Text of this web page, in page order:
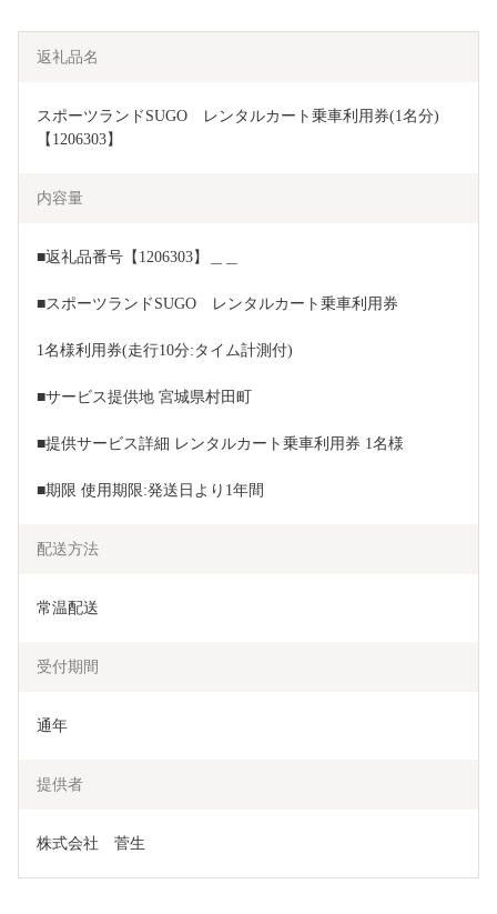
返礼品名
スポーツランドSUGO　レンタルカート乗車利用券(1名分)
【1206303】
内容量
■返礼品番号【1206303】＿＿
■スポーツランドSUGO　レンタルカート乗車利用券
1名様利用券(走行10分:タイム計測付)
■サービス提供地 宮城県村田町
■提供サービス詳細 レンタルカート乗車利用券 1名様
■期限 使用期限:発送日より1年間
配送方法
常温配送
受付期間
通年
提供者
株式会社　菅生